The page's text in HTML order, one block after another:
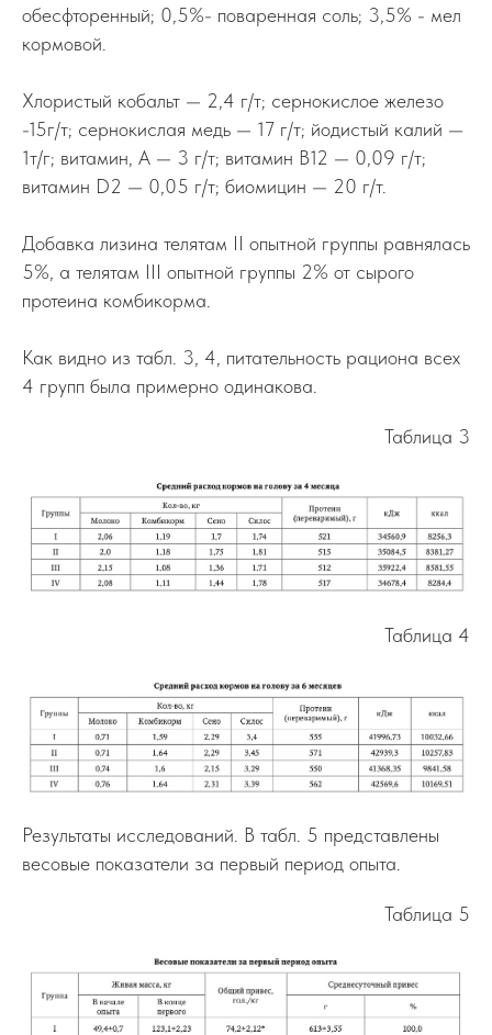
обесфторенный; 0,5%- поваренная соль; 3,5% - мел
кормовой.
Хлористый кобальт — 2,4 г/т; сернокислое железо
-15г/т; сернокислая медь — 17 г/т; йодистый калий —
1т/г; витамин, А — 3 г/т; витамин В12 — 0,09 г/т;
витамин D2 — 0,05 г/т; биомицин — 20 г/т.
Добавка лизина телятам II опытной группы равнялась
5%, а телятам III опытной группы 2% от сырого
протеина комбикорма.
Как видно из табл. 3, 4, питательность рациона всех
4 групп была примерно одинакова.
Таблица 3
Таблица 4
Результаты исследований. В табл. 5 представлены
весовые показатели за первый период опыта.
Таблица 5